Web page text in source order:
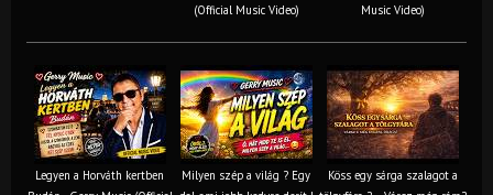
(Official Music Video)
Music Video)
Legyen a Horváth kertben
Milyen szép a világ ? Egy
Köss egy sárga szalagot a